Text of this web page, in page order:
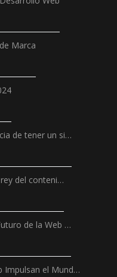
Marca
de tener un si…
del conteni…
de la Web …
Impulsan el Mund…